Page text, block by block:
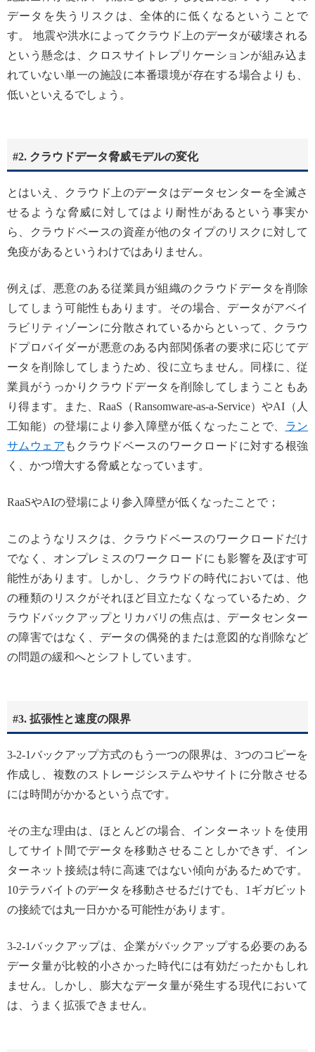
データを失うリスクは、全体的に低くなるということで
す。 地震や洪水によってクラウド上のデータが破壊される
という懸念は、クロスサイトレプリケーションが組み込ま
れていない単一の施設に本番環境が存在する場合よりも、
低いといえるでしょう。
#2. クラウドデータ脅威モデルの変化
とはいえ、クラウド上のデータはデータセンターを全滅さ
せるような脅威に対してはより耐性があるという事実か
ら、クラウドベースの資産が他のタイプのリスクに対して
免疫があるというわけではありません。
例えば、悪意のある従業員が組織のクラウドデータを削除
してしまう可能性もあります。その場合、データがアベイ
ラビリティゾーンに分散されているからといって、クラウ
ドプロバイダーが悪意のある内部関係者の要求に応じてデ
ータを削除してしまうため、役に立ちません。同様に、従
業員がうっかりクラウドデータを削除してしまうこともあ
り得ます。また、RaaS（Ransomware-as-a-Service）やAI（人
工知能）の登場により参入障壁が低くなったことで、 ラン
サムウェア もクラウドベースのワークロードに対する根強
く、かつ増大する脅威となっています。
RaaSやAIの登場により参入障壁が低くなったことで；
このようなリスクは、クラウドベースのワークロードだけ
でなく、オンプレミスのワークロードにも影響を及ぼす可
能性があります。しかし、クラウドの時代においては、他
の種類のリスクがそれほど目立たなくなっているため、ク
ラウドバックアップとリカバリの焦点は、データセンター
の障害ではなく、データの偶発的または意図的な削除など
の問題の緩和へとシフトしています。
#3. 拡張性と速度の限界
3-2-1バックアップ方式のもう一つの限界は、3つのコピーを
作成し、複数のストレージシステムやサイトに分散させる
には時間がかかるという点です。
その主な理由は、ほとんどの場合、インターネットを使用
してサイト間でデータを移動させることしかできず、イン
ターネット接続は特に高速ではない傾向があるためです。
10テラバイトのデータを移動させるだけでも、1ギガビット
の接続では丸一日かかる可能性があります。
3-2-1バックアップは、企業がバックアップする必要のある
データ量が比較的小さかった時代には有効だったかもしれ
ません。しかし、膨大なデータ量が発生する現代において
は、うまく拡張できません。